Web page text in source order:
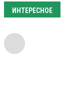
ИНТЕРЕСНОЕ